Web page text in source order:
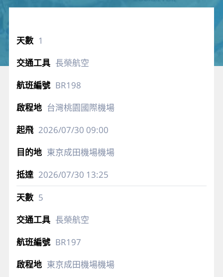
1
長榮航空
BR198
台灣桃園國際機場
2026/07/30 09:00
東京成田機場機場
2026/07/30 13:25
5
長榮航空
BR197
東京成田機場機場